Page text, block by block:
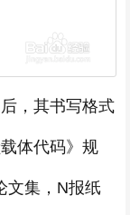
，其书写格式
体代码》规
文集，N报纸